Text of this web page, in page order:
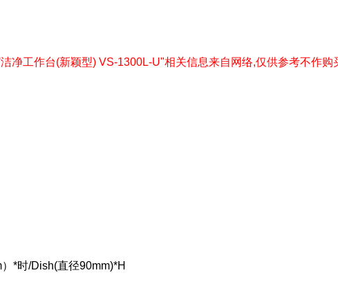
净工作台(新颖型) VS-1300L-U"相关信息来自网络,仅供参考不作购
*时/Dish(直径90mm)*H